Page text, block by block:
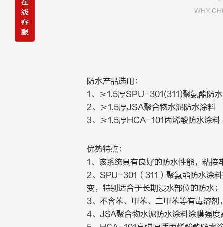
WHY
防水产品选用：
1、≥1.5厚SPU-301(311)聚氨酯防
2、≥1.5厚JSA聚合物水泥防水涂料
3、≥1.5厚HCA-101丙烯酸防水涂料
优势特点：
1、该系统具有良好的防水性能，粘接
2、SPU-301（311）聚氨酯防水涂料
变，特别适合于长期浸水部位的防水；
3、不含苯、甲苯、二甲苯等有毒溶剂
4、JSA聚合物水泥防水涂料涂膜强度